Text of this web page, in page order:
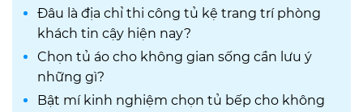
Đâu là địa chỉ thi công tủ kệ trang trí phòng
khách tin cậy hiện nay?
Chọn tủ áo cho không gian sống cần lưu ý
những gì?
Bật mí kinh nghiệm chọn tủ bếp cho không